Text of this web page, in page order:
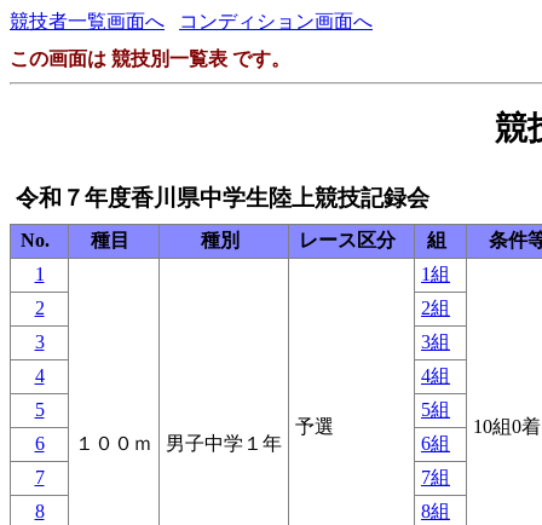
競技者一覧画面へ
コンディション画面へ
この画面は 競技別一覧表 です。
競
令和７年度香川県中学生陸上競技記録会
No. 種目 種別 レース区分 組
条件
1
１００ｍ 男子中学１年
予選
1組
10組0
2
2組
3
3組
4
4組
5
5組
6
6組
7
7組
8
8組